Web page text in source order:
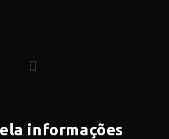
informações